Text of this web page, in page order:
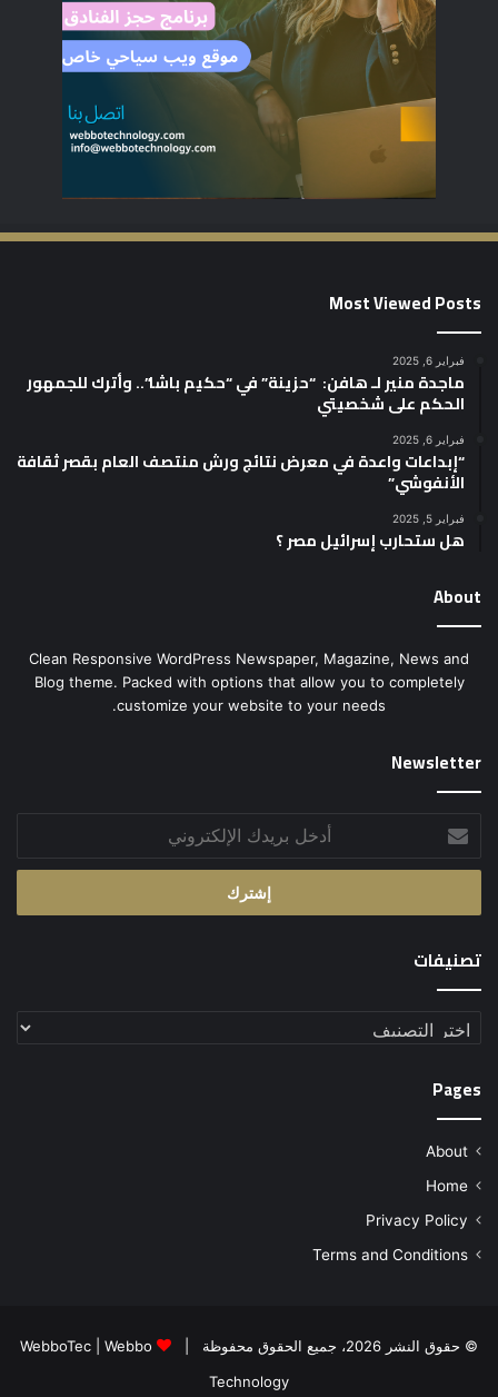
Most Viewed Posts
فبراير 6, 2025
ماجدة منير لـ هافن: “حزينة” في “حكيم باشا”.. وأترك للجمهور
الحكم على شخصيتي
فبراير 6, 2025
“إبداعات واعدة في معرض نتائج ورش منتصف العام بقصر ثقافة
الأنفوشي”
فبراير 5, 2025
هل ستحارب إسرائيل مصر ؟
About
Clean Responsive WordPress Newspaper, Magazine, News and
Blog theme. Packed with options that allow you to completely
customize your website to your needs.
Newsletter
بريدك
الإلكتروني
تصنيفات
تصنيفات
Pages
About
Home
Privacy Policy
Terms and Conditions
© حقوق النشر 2026، جميع الحقوق محفوظة | WebboTec
Webbo
Technology